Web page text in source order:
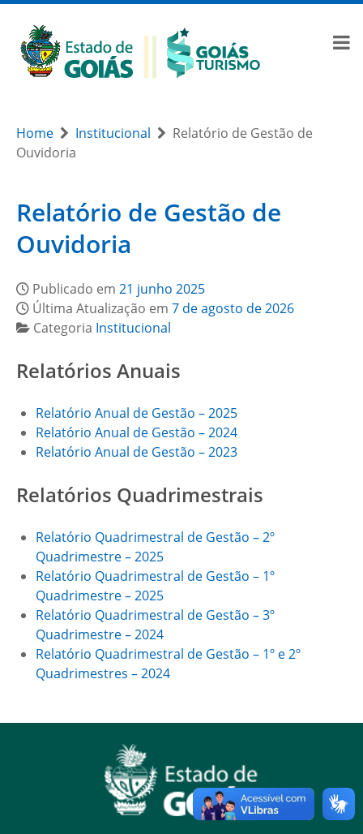
Home Institucional
Relatório de Gestão de
Ouvidoria
Relatório de Gestão de
Ouvidoria
Publicado em 21 junho 2025
Última Atualização em 7 de agosto de 2026
Categoria Institucional
Relatórios Anuais
Relatório Anual de Gestão – 2025
Relatório Anual de Gestão – 2024
Relatório Anual de Gestão – 2023
Relatórios Quadrimestrais
Relatório Quadrimestral de Gestão – 2º
Quadrimestre – 2025
Relatório Quadrimestral de Gestão – 1º
Quadrimestre – 2025
Relatório Quadrimestral de Gestão – 3º
Quadrimestre – 2024
Relatório Quadrimestral de Gestão – 1º e 2º
Quadrimestres – 2024